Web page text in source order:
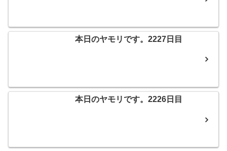
本日のヤモリです。2227日目
本日のヤモリです。2226日目